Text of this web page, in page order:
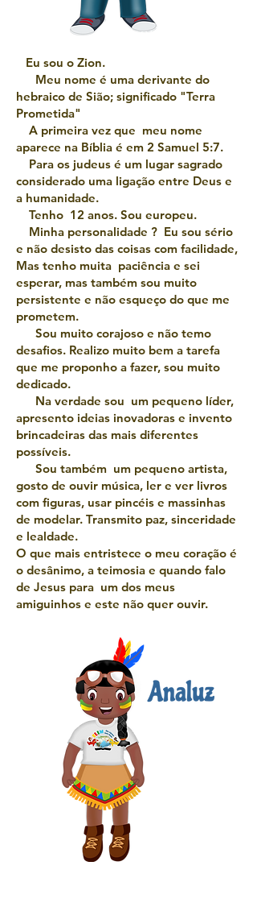
Eu sou o Zion.
Meu nome é uma derivante do
hebraico de Sião; significado "Terra
Prometida"
A primeira vez que meu nome
aparece na Bíblia é em 2 Samuel 5:7.
Para os judeus é um lugar sagrado
considerado uma ligação entre Deus e
a humanidade.
Tenho 12 anos. Sou europeu.
Minha personalidade ? Eu sou sério
e não desisto das coisas com facilidade,
Mas tenho muita paciência e sei
esperar, mas também sou muito
persistente e não esqueço do que me
prometem.
Sou muito corajoso e não temo
desafios. Realizo muito bem a tarefa
que me proponho a fazer, sou muito
dedicado.
Na verdade sou um pequeno líder,
apresento ideias inovadoras e invento
brincadeiras das mais diferentes
possíveis.
Sou também um pequeno artista,
gosto de ouvir música, ler e ver livros
com figuras, usar pincéis e massinhas
de modelar. Transmito paz, sinceridade
e lealdade.
O que mais entristece o meu coração é
o desânimo, a teimosia e quando falo
de Jesus para um dos meus
amiguinhos e este não quer ouvir.